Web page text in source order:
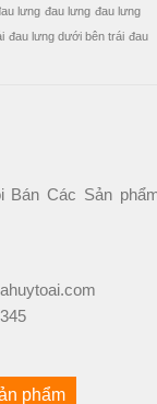
lưng đau lưng đau lưng
đau lưng dưới bên trái đau
Bán Các Sản
phẩm